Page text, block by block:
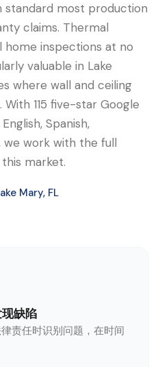
most production
claims. Thermal
home inspections at no
valuable in Lake
where wall and ceiling
115 five-star Google
Spanish,
we work with the full
market.
Mary, FL
缺陷
责任时识别问题，在时间